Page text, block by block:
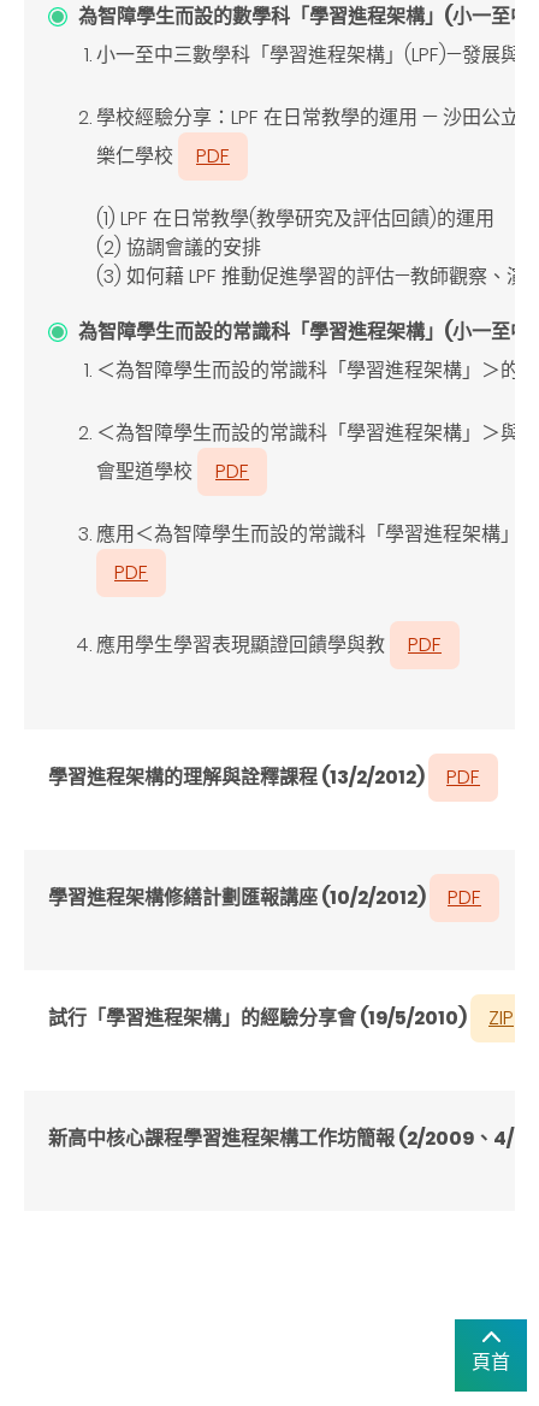
為智障學生而設的數學科「學習進程架構」(小一至
小一至中三數學科「學習進程架構」(LPF)—發展與
學校經驗分享：LPF 在日常教學的運用 — 沙田公立
樂仁學校
PDF
(1) LPF 在日常教學(教學研究及評估回饋)的運用
(2) 協調會議的安排
(3) 如何藉LPF 推動促進學習的評估—教師觀察、演
為智障學生而設的常識科「學習進程架構」(小一至中
＜為智障學生而設的常識科「學習進程架構」＞的
＜為智障學生而設的常識科「學習進程架構」＞與
會聖道學校
PDF
應用＜為智障學生而設的常識科「學習進程架構」
PDF
應用學生學習表現顯證回饋學與教 PDF
學習進程架構的理解與詮釋課程 (13/2/2012) PDF
學習進程架構修繕計劃匯報講座 (10/2/2012) PDF
試行「學習進程架構」的經驗分享會 (19/5/2010) ZIP
新高中核心課程學習進程架構工作坊簡報 (2/2009 、 4/
頁首